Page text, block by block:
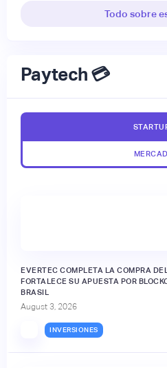
Todo sobre
Paytech 💳
EVERTEC COMPLETA LA COMPRA
FORTALECE SU APUESTA POR
BRASIL
August 3, 2026
INVERSIONES